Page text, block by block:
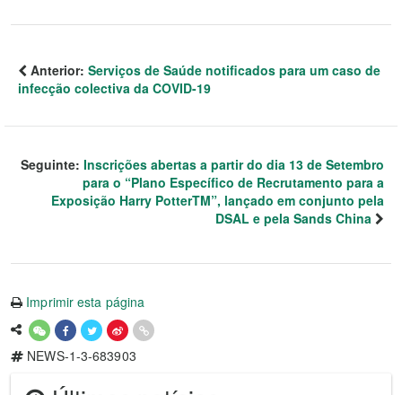
Anterior: Serviços de Saúde notificados para um caso de
infecção colectiva da COVID-19
Seguinte: Inscrições abertas a partir do dia 13 de Setembro
para o “Plano Específico de Recrutamento para a
Exposição Harry PotterTM”, lançado em conjunto pela
DSAL e pela Sands China
Imprimir esta página
NEWS-1-3-683903